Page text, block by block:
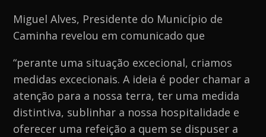
Miguel Alves, Presidente do Município de
Caminha revelou em comunicado que
“perante uma situação excecional, criamos
medidas excecionais. A ideia é poder chamar a
atenção para a nossa terra, ter uma medida
distintiva, sublinhar a nossa hospitalidade e
oferecer uma refeição a quem se dispuser a